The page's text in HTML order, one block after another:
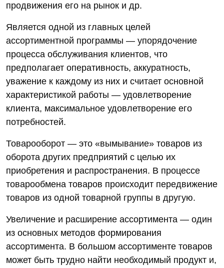
продвижения его на рынок и др.
Является одной из главных целей
ассортиментной программы — упорядочение
процесса обслуживания клиентов, что
предполагает оперативность, аккуратность,
уважение к каждому из них и считает основной
характеристикой работы — удовлетворение
клиента, максимальное удовлетворение его
потребностей.
Товарооборот — это «вымывание» товаров из
оборота других предприятий с целью их
приобретения и распространения. В процессе
товарообмена товаров происходит передвижение
товаров из одной товарной группы в другую.
Увеличение и расширение ассортимента — один
из основных методов формирования
ассортимента. В большом ассортименте товаров
может быть трудно найти необходимый продукт и,